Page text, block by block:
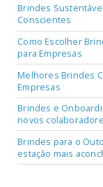
Brindes
Conscientes
Como Escolher
para Empresas
Melhores Brindes
Empresas
Brindes e
novos
Brindes para o
estação mais